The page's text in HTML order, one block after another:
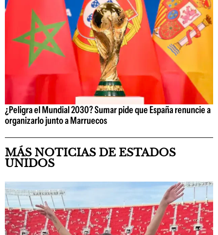
¿Peligra el Mundial 2030? Sumar pide que España renuncie a
organizarlo junto a Marruecos
MÁS NOTICIAS DE ESTADOS
UNIDOS